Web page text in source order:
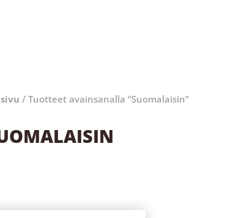
/ Tuotteet avainsanalla “Suomalaisin”